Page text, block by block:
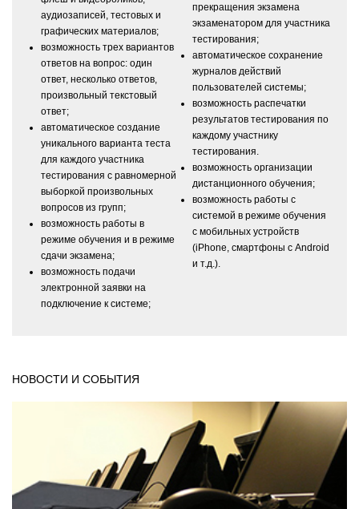
аудиозаписей, тестовых и
графических материалов;
возможность трех вариантов
ответов на вопрос: один
ответ, несколько ответов,
произвольный текстовый
ответ;
автоматическое создание
уникального варианта теста
для каждого участника
тестирования с равномерной
выборкой произвольных
вопросов из групп;
возможность работы в
режиме обучения и в режиме
сдачи экзамена;
возможность подачи
электронной заявки на
подключение к системе;
прекращения экзамена
экзаменатором для участника
тестирования;
автоматическое сохранение
журналов действий
пользователей системы;
возможность распечатки
результатов тестирования по
каждому участнику
тестирования.
возможность организации
дистанционного обучения;
возможность работы с
системой в режиме обучения
с мобильных устройств
(iPhone, смартфоны с Android
и т.д.).
НОВОСТИ И СОБЫТИЯ